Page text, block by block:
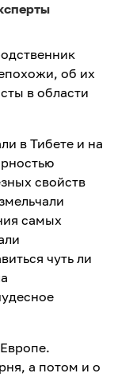
об их
в области
в Тибете и на
свойств
самых
чуть ли
а потом и о